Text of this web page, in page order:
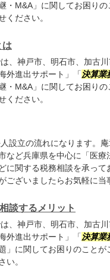
・M&A」に関してお困り
ください。
は
、神戸市、明石市、加古
外進出サポート」「 決算業
・M&A」に関してお困り
ください。
設立の流れになります。
など兵庫県を中心に「医
に関する税務相談を承っ
ございましたらお気軽に当
談するメリット
、神戸市、明石市、加古
外進出サポート」「 決算業
」に関してお困りのこと
い。